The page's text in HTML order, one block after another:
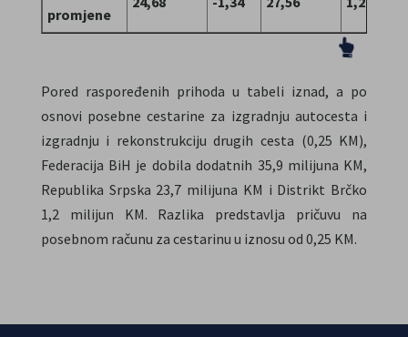
promjene
Pored raspoređenih prihoda u tabeli iznad, a po
osnovi posebne cestarine za izgradnju autocesta i
izgradnju i rekonstrukciju drugih cesta (0,25 KM),
Federacija BiH je dobila dodatnih 35,9 milijuna KM,
Republika Srpska 23,7 milijuna KM i Distrikt Brčko
1,2 milijun KM. Razlika predstavlja pričuvu na
posebnom računu za cestarinu u iznosu od 0,25 KM.